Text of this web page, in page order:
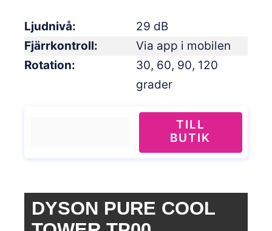
Ljudnivå
29 dB
Fjärrkontroll
Via app i mobilen
Rotation
30, 60, 90, 120
grader
TILL
BUTIK
DYSON PURE COOL